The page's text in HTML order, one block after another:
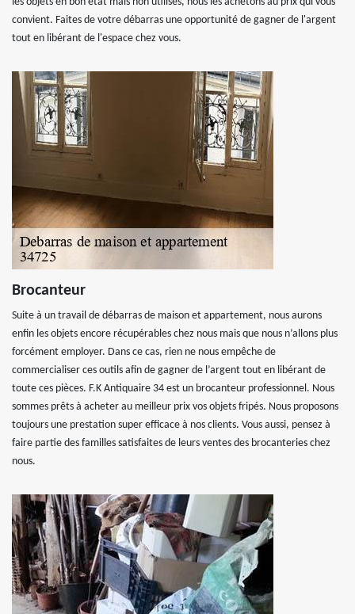
convient. Faites de votre débarras une opportunité de gagner de l'argent
tout en libérant de l'espace chez vous.
Brocanteur
Suite à un travail de débarras de maison et appartement, nous aurons
enfin les objets encore récupérables chez nous mais que nous n’allons plus
forcément employer. Dans ce cas, rien ne nous empêche de
commercialiser ces outils afin de gagner de l’argent tout en libérant de
toute ces pièces. F.K Antiquaire 34 est un brocanteur professionnel. Nous
sommes prêts à acheter au meilleur prix vos objets fripés. Nous proposons
toujours une prestation super efficace à nos clients. Vous aussi, pensez à
faire partie des familles satisfaites de leurs ventes des brocanteries chez
nous.